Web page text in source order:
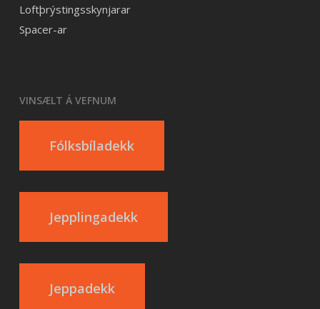
Loftþrýstingsskynjarar
Spacer-ar
VINSÆLT Á VEFNUM
Fólksbíladekk
Jepplingadekk
Jeppadekk